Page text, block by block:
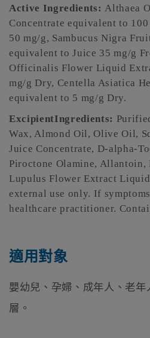
Active Ingredients: Althaea
Concentrate equivalent to
50 mg/g, Sambucus Nigra
equivalent to Juice 35 mg/g
Officinalis Flower Liquid
mg/g Dry, Centella Asiatica
equivalent to 5 mg/g Dry.
ExcipientIngredients:
Wax, Almond Oil, Olive Oil,
Juice Concentrate, D-alpha-
Piroctone Olamine, Allantoin,
Lupulus Flower Extract
external use only. If
healthcare practitioner.
適用對象
嬰幼兒、孕婦、成年人、老
層。